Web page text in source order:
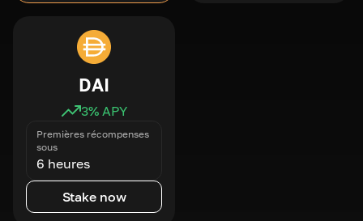
DAI
3% APY
Premières récompenses
sous
6 heures
Stake now